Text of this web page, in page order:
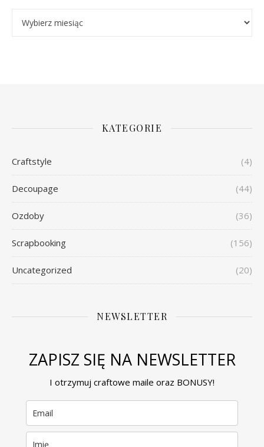
KATEGORIE
Craftstyle (4)
Decoupage (44)
Ozdoby (36)
Scrapbooking (156)
Uncategorized (20)
NEWSLETTER
ZAPISZ SIĘ NA NEWSLETTER
I otrzymuj craftowe maile oraz BONUSY!